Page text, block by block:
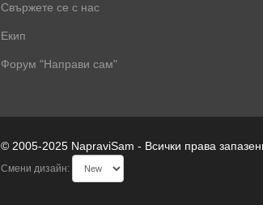
Свържете се с нас
Екип
Форум "Направи сам"
© 2005-2025 NapraviSam - Всички права
Смени дизайн: